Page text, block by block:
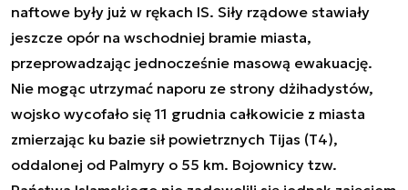
naftowe były już w rękach IS. Siły rządowe stawiały
jeszcze opór na wschodniej bramie miasta,
przeprowadzając jednocześnie masową ewakuację.
Nie mogąc utrzymać naporu ze strony dżihadystów,
wojsko wycofało się 11 grudnia całkowicie z miasta
zmierzając ku bazie sił powietrznych Tijas (T4),
oddalonej od Palmyry o 55 km. Bojownicy tzw.